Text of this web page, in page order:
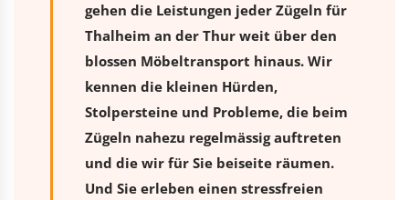
gehen die Leistungen jeder Zügeln für
Thalheim an der Thur weit über den
blossen Möbeltransport hinaus. Wir
kennen die kleinen Hürden,
Stolpersteine und Probleme, die beim
Zügeln nahezu regelmässig auftreten
und die wir für Sie beiseite räumen.
Und Sie erleben einen stressfreien